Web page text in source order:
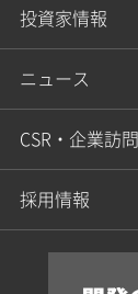
投資家情報
ニュース
CSR・企業訪問
採用情報